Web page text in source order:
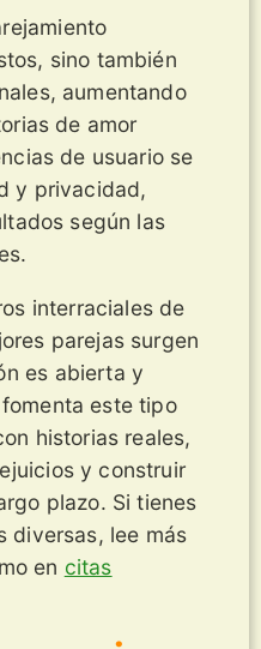
sino también
aumentando
de amor
de usuario se
y privacidad,
según las
interraciales de
parejas surgen
es abierta y
este tipo
historias reales,
y construir
plazo. Si tienes
diversas, lee más
en citas